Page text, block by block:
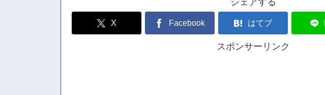
シェアする
X Facebook はてブ
スポンサーリンク